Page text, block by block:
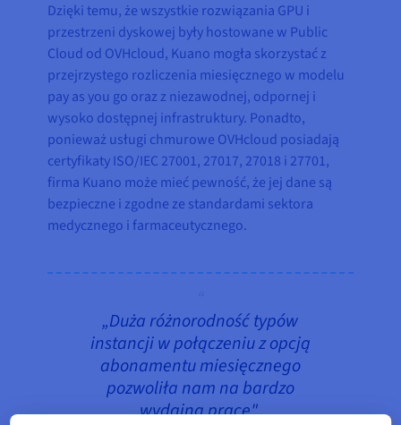
Dzięki temu, że wszystkie rozwiązania GPU i
przestrzeni dyskowej były hostowane w Public
Cloud od OVHcloud, Kuano mogła skorzystać z
przejrzystego rozliczenia miesięcznego w modelu
pay as you go oraz z niezawodnej, odpornej i
wysoko dostępnej infrastruktury. Ponadto,
ponieważ usługi chmurowe OVHcloud posiadają
certyfikaty ISO/IEC 27001, 27017, 27018 i 27701,
firma Kuano może mieć pewność, że jej dane są
bezpieczne i zgodne ze standardami sektora
medycznego i farmaceutycznego.
„Duża różnorodność typów
instancji w połączeniu z opcją
abonamentu miesięcznego
pozwoliła nam na bardzo
wydajną pracę".